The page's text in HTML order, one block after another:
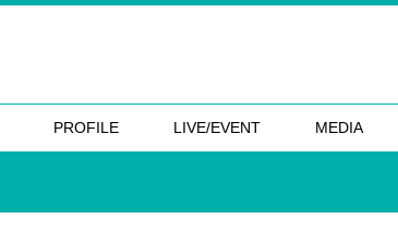
PROFILE LIVE/EVENT MEDIA